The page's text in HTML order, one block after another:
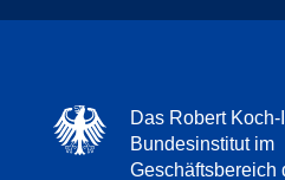
Das Robert
Bundesinstitut im
Geschäftsbereich